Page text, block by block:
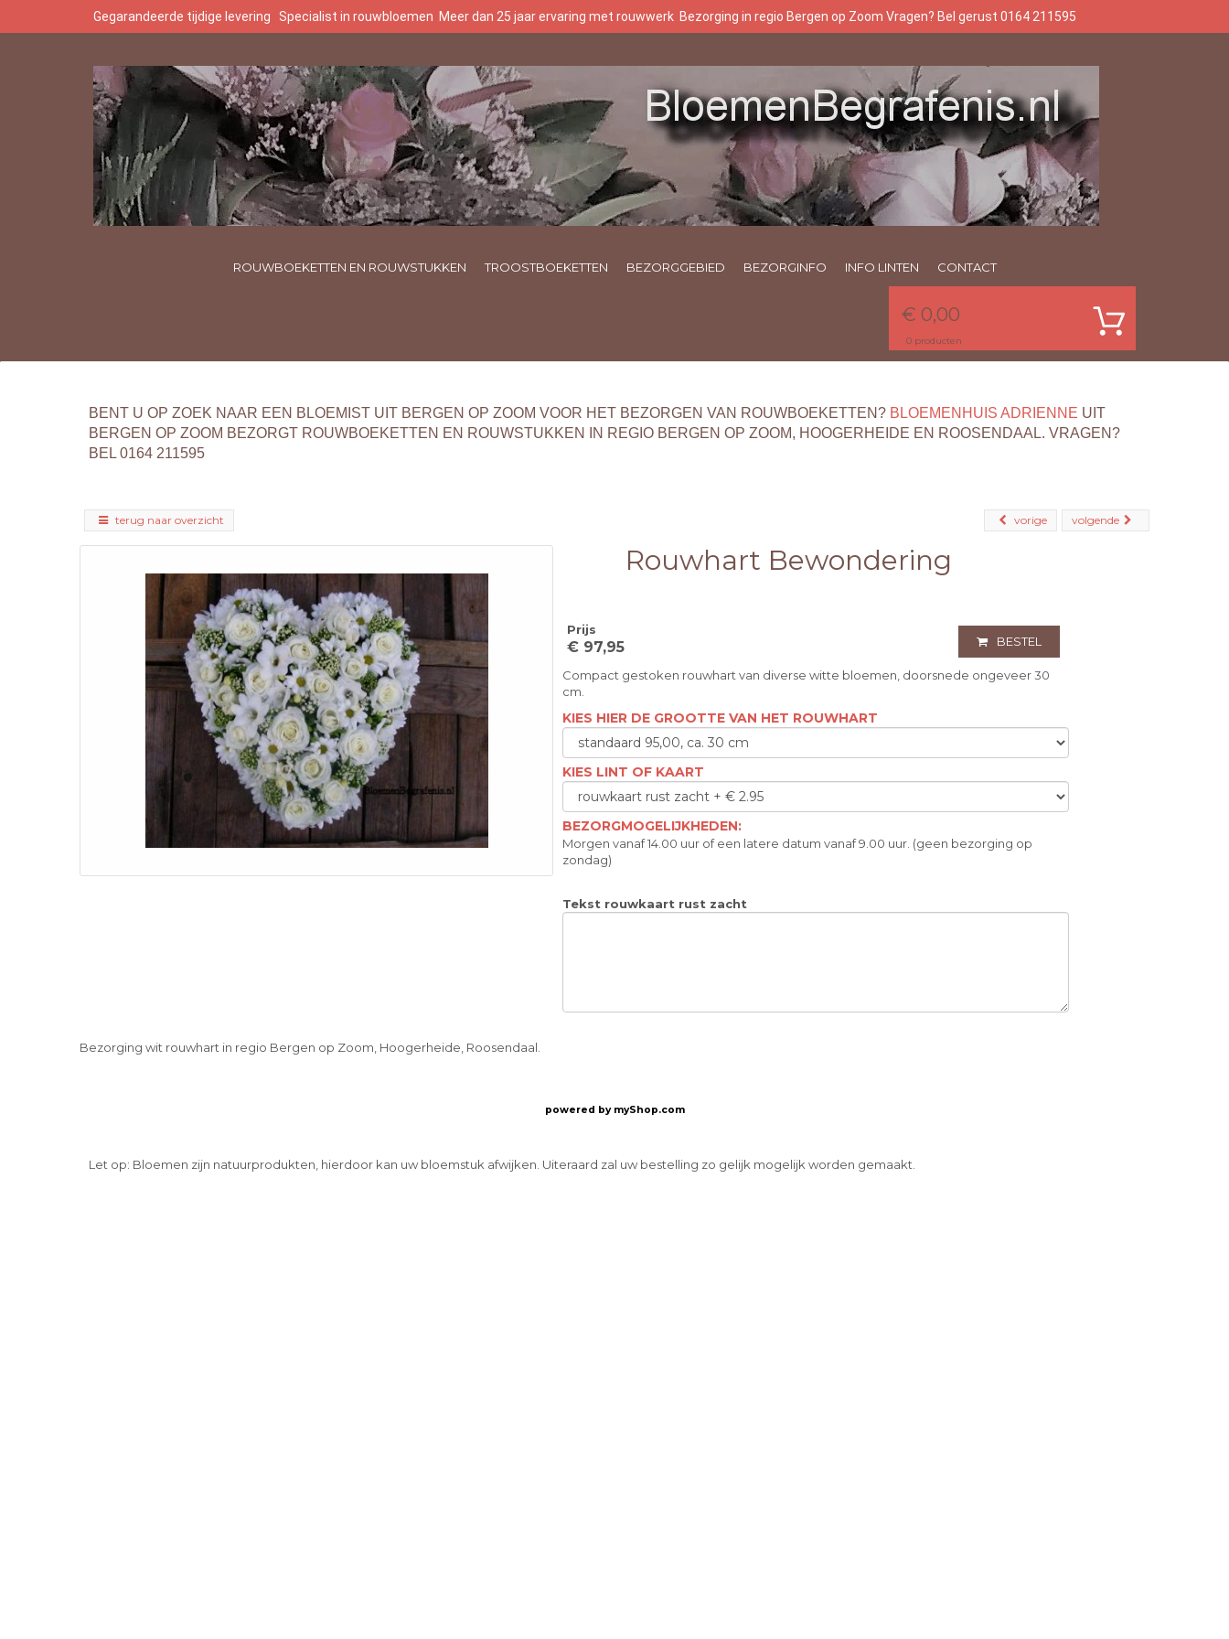
Gegarandeerde tijdige levering Specialist in rouwbloemen Meer dan 25 jaar ervaring met rouwwerk Bezorging in regio Bergen op Zoom Vragen? Bel gerust 0164 211595
ROUWBOEKETTEN EN ROUWSTUKKEN TROOSTBOEKETTEN BEZORGGEBIED BEZORGINFO INFO LINTEN CONTACT
€ 0,00
0 producten
BENT U OP ZOEK NAAR EEN BLOEMIST UIT BERGEN OP ZOOM VOOR HET BEZORGEN VAN ROUWBOEKETTEN? BLOEMENHUIS ADRIENNE UIT
BERGEN OP ZOOM BEZORGT ROUWBOEKETTEN EN ROUWSTUKKEN IN REGIO BERGEN OP ZOOM, HOOGERHEIDE EN ROOSENDAAL. VRAGEN?
BEL 0164 211595
terug naar overzicht volgende
vorige
Rouwhart Bewondering
Prijs
€ 97,95 BESTEL
Compact gestoken rouwhart van diverse witte bloemen, doorsnede ongeveer 30
cm.
KIES HIER DE GROOTTE VAN HET ROUWHART
KIES LINT OF KAART
BEZORGMOGELIJKHEDEN:
Morgen vanaf 14.00 uur of een latere datum vanaf 9.00 uur. (geen bezorging op
zondag)
Tekst rouwkaart rust zacht
Bezorging wit rouwhart in regio Bergen op Zoom, Hoogerheide, Roosendaal.
powered by myShop.com
Let op: Bloemen zijn natuurprodukten, hierdoor kan uw bloemstuk afwijken. Uiteraard zal uw bestelling zo gelijk mogelijk worden gemaakt.